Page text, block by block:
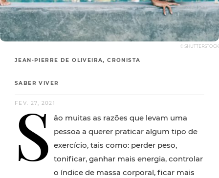
© SHUTTERSTOCK
JEAN-PIERRE DE OLIVEIRA, CRONISTA
SABER VIVER
FEV. 27, 2021
S ão muitas as razões que levam uma
pessoa a querer praticar algum tipo de
exercício, tais como: perder peso,
tonificar, ganhar mais energia, controlar
o índice de massa corporal, ficar mais